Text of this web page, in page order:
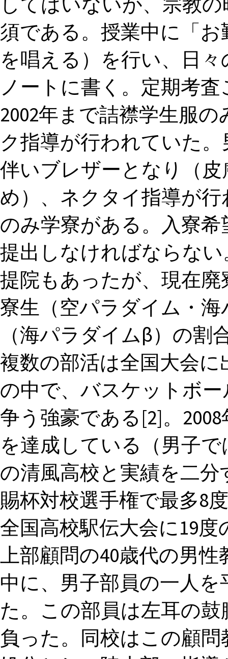
須である。授業中に「
を唱える）を行い、日
ノートに書く。定期考
2002年まで詰襟学生服
ク指導が行われていた
伴いブレザーとなり（
め）、ネクタイ指導が
のみ学寮がある。入寮
提出しなければならな
提院もあったが、現在
寮生（空パラダイム・
（海パラダイムβ）の割
複数の部活は全国大会
の中で、バスケットボ
争う強豪である[2]。
を達成している（男子
の清風高校と実績を二
賜杯対校選手権で最多8
全国高校駅伝大会に19
上部顧問の40歳代の男性
中に、男子部員の一人
た。この部員は左耳の
負った。同校はこの顧